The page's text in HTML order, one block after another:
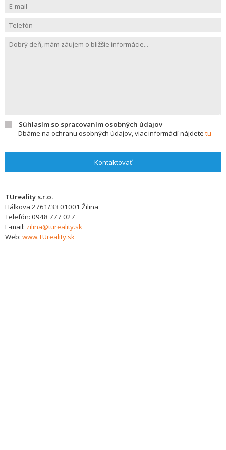
Súhlasím so spracovaním osobných údajov
Dbáme na ochranu osobných údajov, viac informácií nájdete tu
Kontaktovať
TUreality s.r.o.
Hálkova 2761/33 01001 Žilina
Telefón: 0948 777 027
E-mail: zilina@tureality.sk
Web: www.TUreality.sk